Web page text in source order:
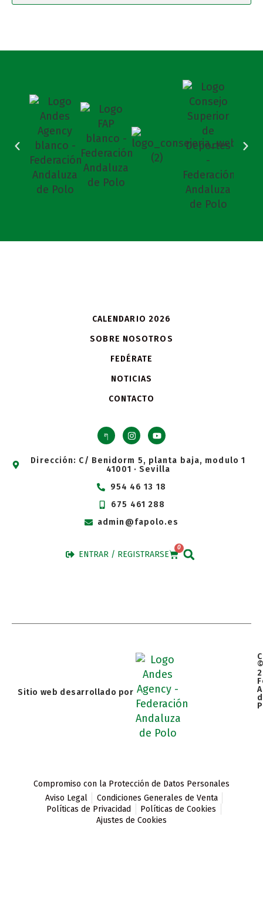
CALENDARIO 2026
SOBRE NOSOTROS
FEDÉRATE
NOTICIAS
CONTACTO
Dirección: C/ Benidorm 5, planta baja, modulo 1
41001 · Sevilla
954 46 13 18
675 461 288
admin@fapolo.es
ENTRAR / REGISTRARSE
0
Sitio web desarrollado por
Compromiso con la Protección de Datos Personales
Aviso Legal
Condiciones Generales de Venta
Políticas de Privacidad
Políticas de Cookies
Ajustes de Cookies